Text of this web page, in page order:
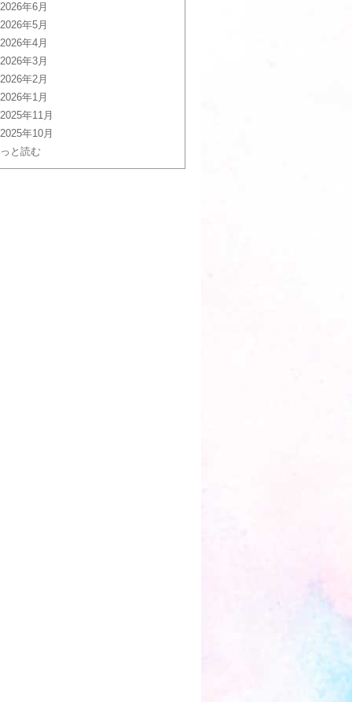
2026年6月
2026年5月
2026年4月
2026年3月
2026年2月
2026年1月
2025年11月
2025年10月
と読む